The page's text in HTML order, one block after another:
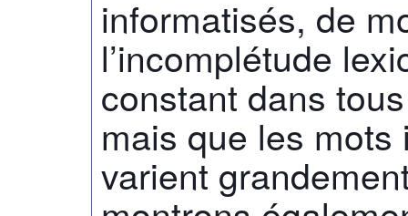
informatisés, de
l’incomplétude
constant dans
mais que les
varient